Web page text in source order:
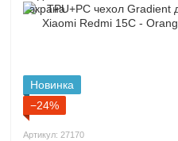
Новинка
−24%
Артикул: 27170